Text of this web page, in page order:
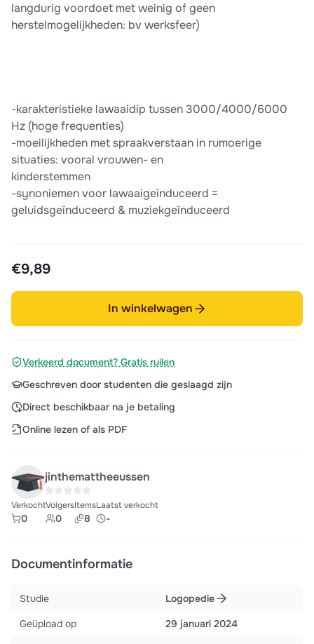
langdurig voordoet met weinig of geen
herstelmogelijkheden: bv werksfeer)
-karakteristieke lawaaidip tussen 3000/4000/6000
Hz (hoge frequenties)
-moeilijkheden met spraakverstaan in rumoerige
situaties: vooral vrouwen- en
kinderstemmen
-synoniemen voor lawaaigeïnduceerd =
geluidsgeïnduceerd & muziekgeïnduceerd
€9,89
In winkelwagen
Verkeerd document? Gratis ruilen
Geschreven door studenten die geslaagd zijn
Direct beschikbaar na je betaling
Online lezen of als PDF
jinthemattheeussen
Verkocht
0
Volgers
0
Items
8
Laatst verkocht
-
Documentinformatie
Studie
Logopedie
Geüpload op
29 januari 2024